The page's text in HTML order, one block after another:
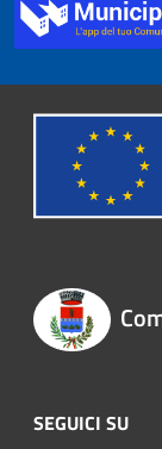
SEGUICI SU